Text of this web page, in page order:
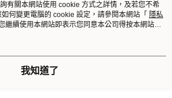
有關本網站使用 cookie 方式之詳情，及若您不希
何變更電腦的 cookie 設定，請參閱本網站「 隱私
繼續使用本網站即表示您同意本公司得按本網站使
。
我知道了